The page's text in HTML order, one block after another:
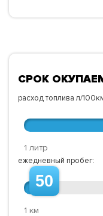
СРОК
расход топлива л/
1 литр
ежедневный пробег:
50
1 км